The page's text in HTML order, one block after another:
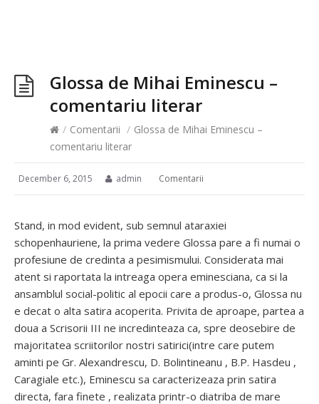
Glossa de Mihai Eminescu –
comentariu literar
/ Comentarii / Glossa de Mihai Eminescu –
comentariu literar
December 6, 2015 admin Comentarii
Stand, in mod evident, sub semnul ataraxiei
schopenhauriene, la prima vedere Glossa pare a fi numai o
profesiune de credinta a pesimismului. Considerata mai
atent si raportata la intreaga opera eminesciana, ca si la
ansamblul social-politic al epocii care a produs-o, Glossa nu
e decat o alta satira acoperita. Privita de aproape, partea a
doua a Scrisorii III ne incredinteaza ca, spre deosebire de
majoritatea scriitorilor nostri satirici(intre care putem
aminti pe Gr. Alexandrescu, D. Bolintineanu , B.P. Hasdeu ,
Caragiale etc.), Eminescu sa caracterizeaza prin satira
directa, fara finete , realizata printr-o diatriba de mare